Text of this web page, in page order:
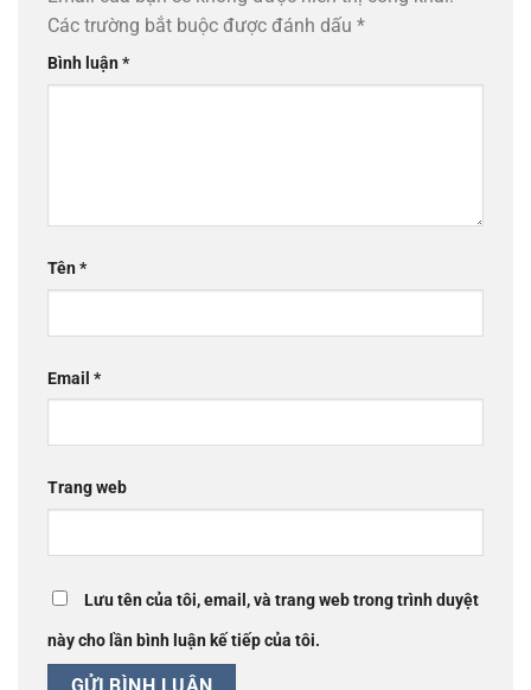
Các trường bắt buộc được đánh dấu *
Bình luận*
Tên*
Email *
Trang web
Lưu tên của tôi, email, và trang web trong trình duyệt
này cho lần bình luận kế tiếp của tôi.